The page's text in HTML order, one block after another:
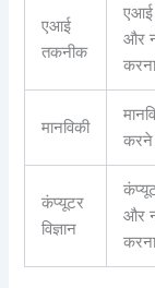
एआई
तकनीक
एआई
और
मानविकी
करने
कंप्यूटर
विज्ञान
और